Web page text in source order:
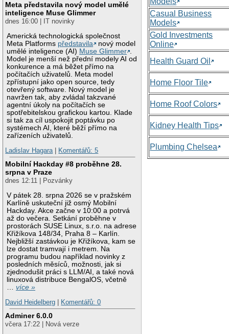
Meta představila nový model umělé
inteligence Muse Glimmer
dnes 16:00 | IT novinky
Americká technologická společnost
Meta Platforms představila
nový model
umělé inteligence (AI) Muse Glimmer
Model je menší než přední modely AI od
konkurence a má běžet přímo na
počítačích uživatelů. Meta model
zpřístupní jako open source, tedy
otevřený software. Nový model je
navržen tak, aby zvládal takzvané
agentní úkoly na počítačích se
spotřebitelskou grafickou kartou. Klade
si tak za cíl uspokojit poptávku po
systémech AI, které běží přímo na
zařízeních uživatelů.
Ladislav Hagara| Komentářů: 5
Mobilní Hackday #8 proběhne 28.
srpna v Praze
dnes 12:11 | Pozvánky
V pátek 28. srpna 2026 se v pražském
Karlíně uskuteční již osmý Mobilní
Hackday. Akce začne v 10:00 a potrvá
až do večera. Setkání proběhne v
prostorách SUSE Linux, s.r.o. na adrese
Křižíkova 148/34, Praha 8 – Karlín.
Nejbližší zastávkou je Křižíkova, kam se
lze dostat tramvají i metrem. Na
programu budou například novinky z
posledních měsíců, možnosti, jak si
zjednodušit práci s LLM/AI, a také nová
linuxová distribuce BengalOS, včetně
…více »
David Heidelberg
Komentářů: 0
Adminer 6.0.0
včera 17:22 | Nová verze
Casual Business
Models
Gold Investments
Online
Health Guard Oil
Home Floor Tile
Home Roof Colors
Kidney Health Tips
Plumbing Chelsea